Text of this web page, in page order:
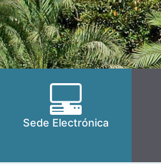
Sede Electrónica